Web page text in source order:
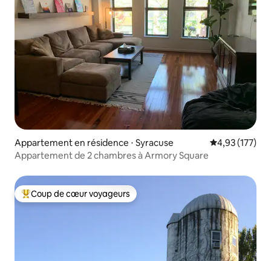
Appartement en résidence ⋅ Syracuse Évaluation
4,93 (177)
Appartement de 2 chambres à Armory Square
Coups de cœur voyageurs les plus appréciés
Coup de cœur voyageurs